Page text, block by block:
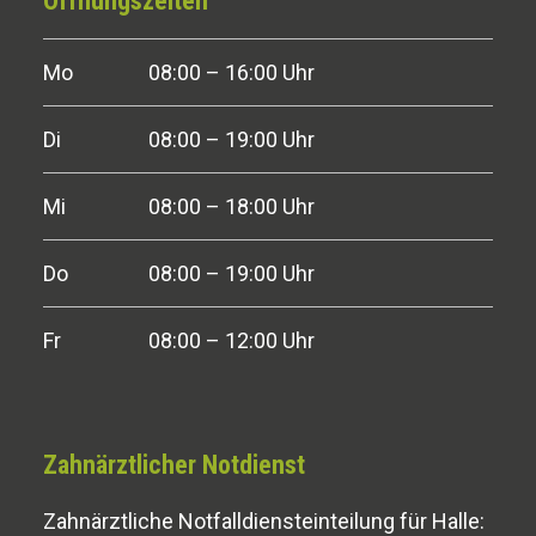
Mo 08:00 – 16:00 Uhr
Di 08:00 – 19:00 Uhr
Mi 08:00 – 18:00 Uhr
Do 08:00 – 19:00 Uhr
Fr 08:00 – 12:00 Uhr
Zahnärztlicher Notdienst
Zahnärztliche Notfall­dienst­einteilung für Halle: